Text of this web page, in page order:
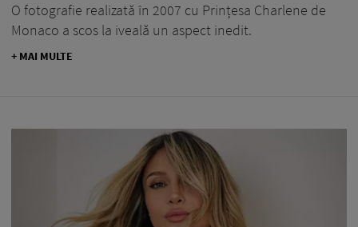
O fotografie realizată în 2007 cu Prințesa Charlene de
Monaco a scos la iveală un aspect inedit.
+ MAI MULTE